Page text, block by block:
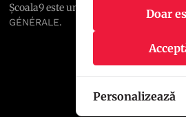
Școala9 este un proiect susținut de
GÉNÉRALE.
Doar
Personalizează